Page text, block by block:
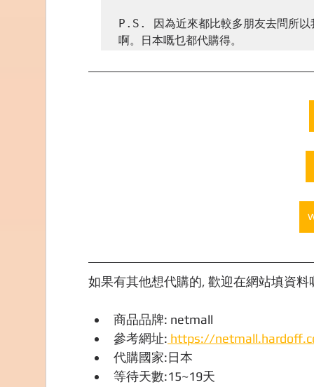
P.S. 因為近來都比較多朋友去問所以
啊。日本嘅乜都代購得。
如果有其他想代購的, 歡迎在網站填資料
商品品牌: netmall
參考網址: https://
代購國家:日本
等待天數:15~19天